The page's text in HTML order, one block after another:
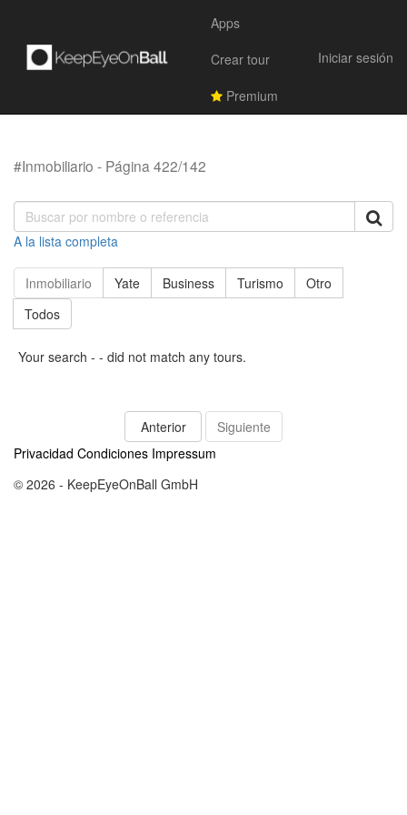
Apps
Crear tour
Premium
Iniciar sesión
#Inmobiliario - Página 422/142
A la lista completa
Inmobiliario Yate Business Turismo
Otro
Todos
Your search - - did not match any tours.
Anterior
Siguiente
Privacidad Condiciones Impressum
© 2026 - KeepEyeOnBall GmbH